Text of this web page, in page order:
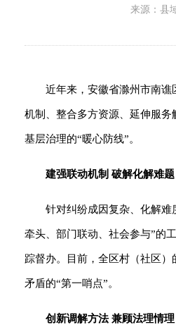
来源：县
近年来，安徽省滁州市南
机制、整合多方资源、延伸服务
基层治理的“暖心防线”。
建强联动机制 破解化解难题
针对纠纷成因复杂、化解
牵头、部门联动、社会参与”的
踪督办。目前，全区村（社区
矛盾的“第一哨点”。
创新调解方法 兼顾法理情理